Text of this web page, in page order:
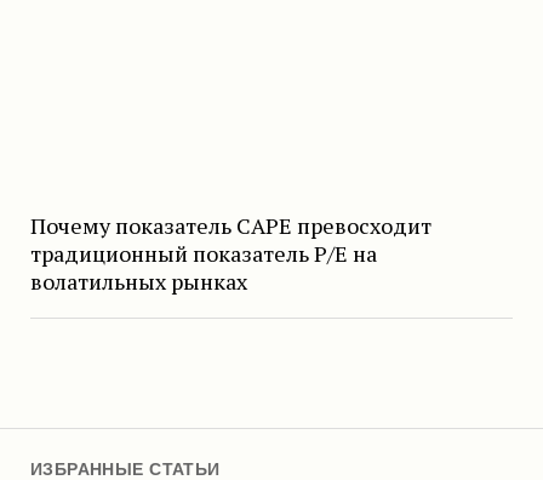
ИЗБРАННЫЕ СТАТЬИ
Почему показатель CAPE превосходит
традиционный показатель P/E на
волатильных рынках